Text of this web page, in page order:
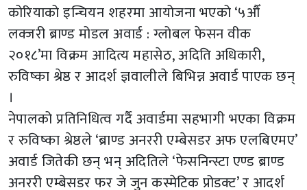
कोरियाको इन्चियन शहरमा आयोजना भएको ‘५औँ
लक्जरी ब्राण्ड मोडल अवार्ड : ग्लोबल फेसन वीक
२०१८’मा विक्रम आदित्य महासेठ, अदिति अधिकारी,
रुविष्का श्रेष्ठ र आदर्श ज्ञवालीले बिभिन्न अवार्ड पाएक छन्
।
नेपालको प्रतिनिधित्व गर्दै अवार्डमा सहभागी भएका विक्रम
र रुविष्का श्रेष्ठले ‘ब्राण्ड अनररी एम्बेसडर अफ एलबिएमए’
अवार्ड जितेकी छन् भन् अदितिले ‘फेसनिन्स्टा एण्ड ब्राण्ड
अनररी एम्बेसडर फर जे जुन कस्मेटिक प्रोडक्ट’ र आदर्श